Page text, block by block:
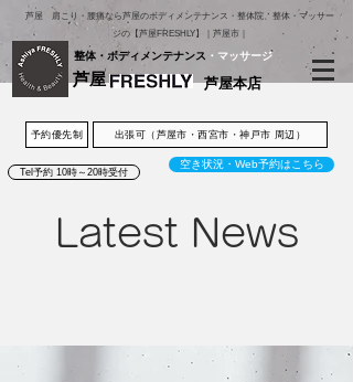
芦屋 肩こり・腰痛なら芦屋のボディメンテナンス・整体院、整体・マッサー
ジの【芦屋FRESHLY】｜芦屋市｜
芦屋本店
整体・ボディメンテナンス ・マッサージ
芦屋
予約優先制 出張可（芦屋市・西宮市・神戸市 周辺）
Tel予約 10時～20時受付
空き状況・Web予約はこちら
Latest News